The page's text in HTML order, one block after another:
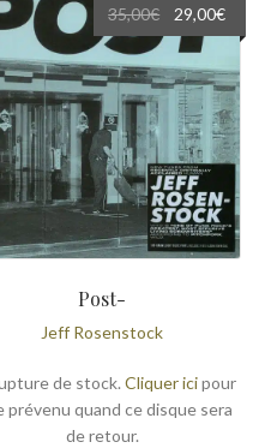
Post-
Jeff Rosenstock
35,00€
Le
prix
initial
était :
35,00€.
29,00€Le
prix
actuel
est :
29,00€.
de stock. Cliquer icipour
prévenu quand ce disque sera
de retour.